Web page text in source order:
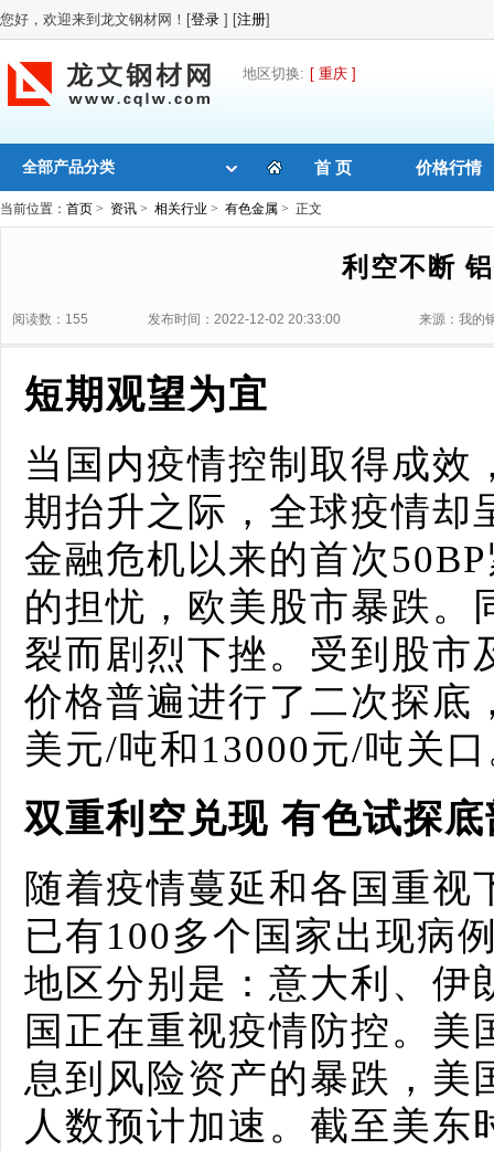
您好，欢迎来到龙文钢材网！[登录 ] [注册]
地区切换: [ 重庆 ]
全部产品分类 首 页 价格行情
当前位置： 首页 > 资讯 > 相关行业 > 有色金属 > 正文
利空不断
阅读数：155 发布时间：2022-12-02 20:33:00 来源：我的
短期观望为宜
当国内疫情控制取得成效
期抬升之际，全球疫情却
金融危机以来的首次
的担忧，欧美股市暴跌。
裂而剧烈下挫。受到股市
价格普遍进行了二次探底
美元/吨和13000元/吨关
双重利空兑现 有色试探底
随着疫情蔓延和各国重视
已有100多个国家出现病
地区分别是：意大利、伊
国正在重视疫情防控。
息到风险资产的暴跌，美
人数预计加速。截至美东